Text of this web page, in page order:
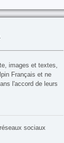
images et textes,
Français et ne
l'accord de leurs
sociaux